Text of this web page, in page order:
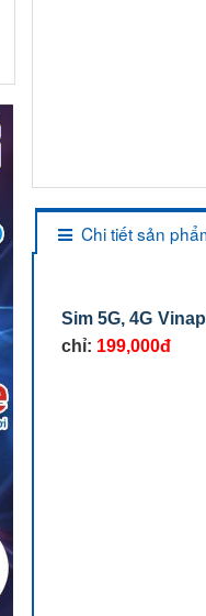
Chi tiết sản
Sim 5G, 4G
chỉ: 199,000đ